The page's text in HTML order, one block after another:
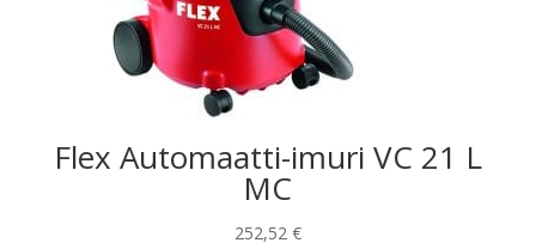
Flex Automaatti-imuri VC 21 L
MC
252,52 €